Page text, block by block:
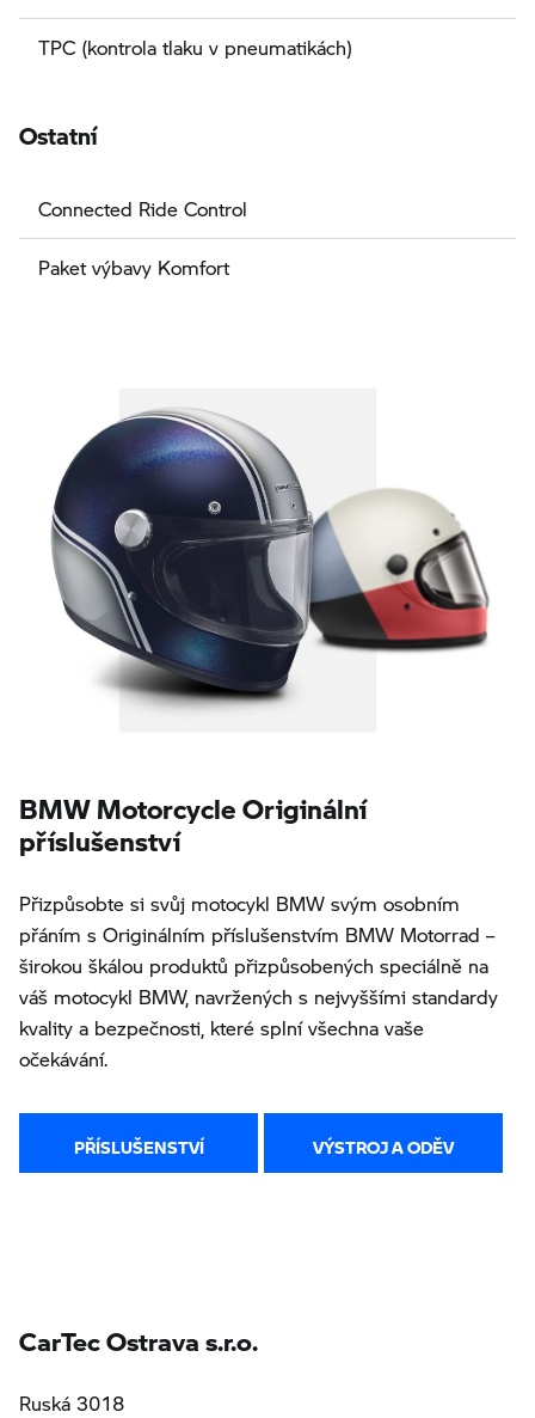
TPC (kontrola tlaku v pneumatikách)
Ostatní
Connected Ride Control
Paket výbavy Komfort
BMW Motorcycle Originální
příslušenství
Přizpůsobte si svůj motocykl BMW svým osobním
přáním s Originálním příslušenstvím BMW Motorrad –
širokou škálou produktů přizpůsobených speciálně na
váš motocykl BMW, navržených s nejvyššími standardy
kvality a bezpečnosti, které splní všechna vaše
očekávání.
PŘÍSLUŠENSTVÍ VÝSTROJ A ODĚV
CarTec Ostrava s.r.o.
Ruská 3018